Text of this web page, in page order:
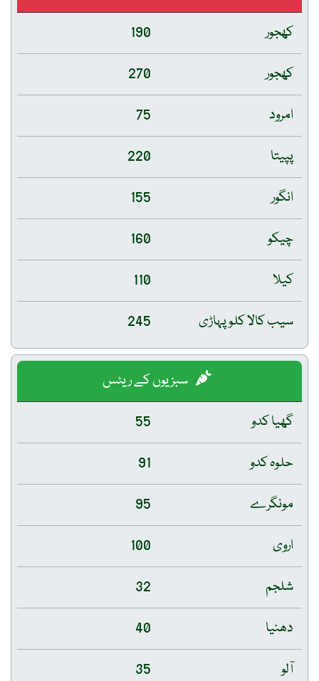
کھجور
190
کھجور
270
امرود
75
پپیتا
220
انگور
155
چیکو
160
کیلا
110
سیب کالا کلو پہاڑی
245
سبزیوں کے ریٹس
گھیا کدو
55
حلوہ کدو
91
مونگرے
95
اروی
100
شلجم
32
دھنیا
40
آلو
35